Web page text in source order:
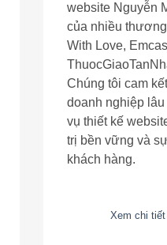
website Nguyễn
của nhiều
With Love,
Chúng tôi cam
doanh nghiệp
vụ thiết kế
trị bền vững và
khách hàng.
Xem chi